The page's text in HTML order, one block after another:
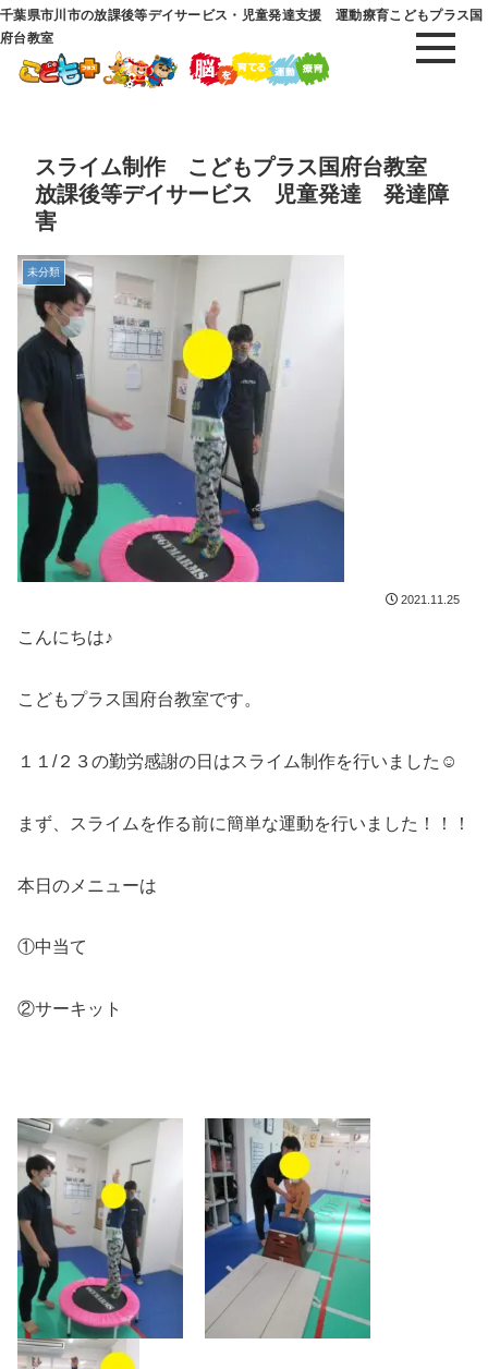
千葉県市川市の放課後等デイサービス・児童発達支援 運動療育こどもプラス国
府台教室
スライム制作 こどもプラス国府台教室
放課後等デイサービス 児童発達 発達障
害
未分類
2021.11.25
こんにちは♪
こどもプラス国府台教室です。
１１/２３の勤労感謝の日はスライム制作を行いました☺
まず、スライムを作る前に簡単な運動を行いました！！！
本日のメニューは
①中当て
②サーキット